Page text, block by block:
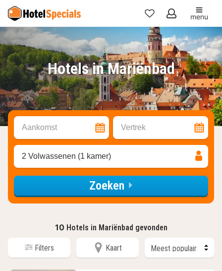
Mijn
favorieten
menu
Hotels in Mariënbad
Aankomst Vertrek
2 Volwassenen (1 kamer)
Zoeken
10 Hotels in Mariënbad gevonden
Filters Kaart